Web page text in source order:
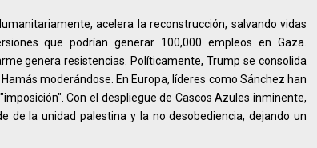
acelera la reconstrucción, salvando vidas
que podrían generar 100,000 empleos en Gaza.
genera resistencias. Políticamente, Trump se consolida
moderándose. En Europa, líderes como Sánchez han
Con el despliegue de Cascos Azules inminente,
de la unidad palestina y la no desobediencia, dejando un